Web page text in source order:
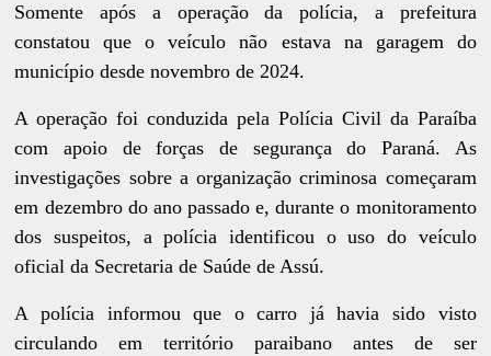
Somente após a operação da polícia, a prefeitura
constatou que o veículo não estava na garagem do
município desde novembro de 2024.
A operação foi conduzida pela Polícia Civil da Paraíba
com apoio de forças de segurança do Paraná. As
investigações sobre a organização criminosa começaram
em dezembro do ano passado e, durante o monitoramento
dos suspeitos, a polícia identificou o uso do veículo
oficial da Secretaria de Saúde de Assú.
A polícia informou que o carro já havia sido visto
circulando em território paraibano antes de ser